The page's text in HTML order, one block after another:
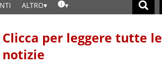
ALTRO
Clicca per leggere tutte le
notizie